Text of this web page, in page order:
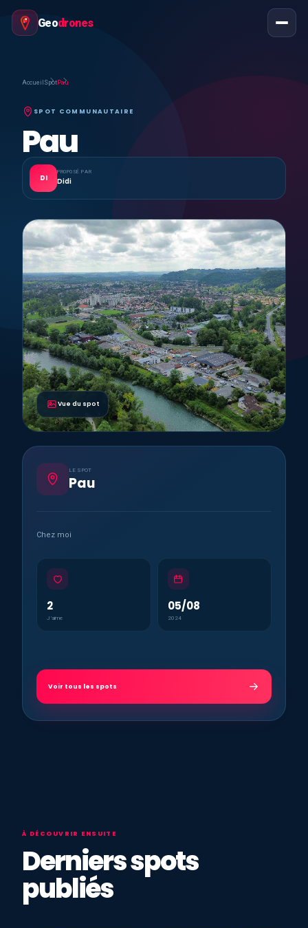
Geodrones
Accueil SpotPau
SPOT COMMUNAUTAIRE
Pau
DI
PROPOSÉ PAR
Didi
Vue du spot
LE SPOT
Pau
Chez moi
2
J’aime
05/08
2024
Voir tous les spots
À DÉCOUVRIR ENSUITE
Derniers spots
publiés